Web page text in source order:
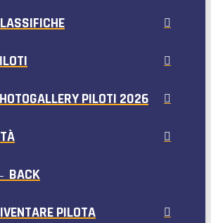
PILOTI 2026
BACK
PILOTA